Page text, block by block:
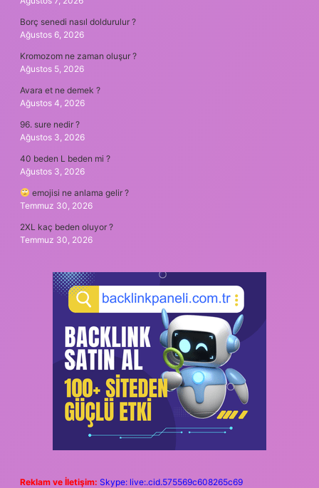
Borç senedi nasıl doldurulur ?
Ağustos 6, 2026
Kromozom ne zaman oluşur ?
Ağustos 5, 2026
Avara et ne demek ?
Ağustos 4, 2026
96. sure nedir ?
Ağustos 3, 2026
40 beden L beden mi ?
Ağustos 3, 2026
emojisi ne anlama gelir ?
Temmuz 30, 2026
2XL kaç beden oluyor ?
Temmuz 30, 2026
Reklam ve İletişim: Skype: live:.cid.575569c608265c69